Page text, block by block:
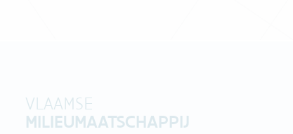
VLAAMSE
MILIEUMAATSCHAPPIJ